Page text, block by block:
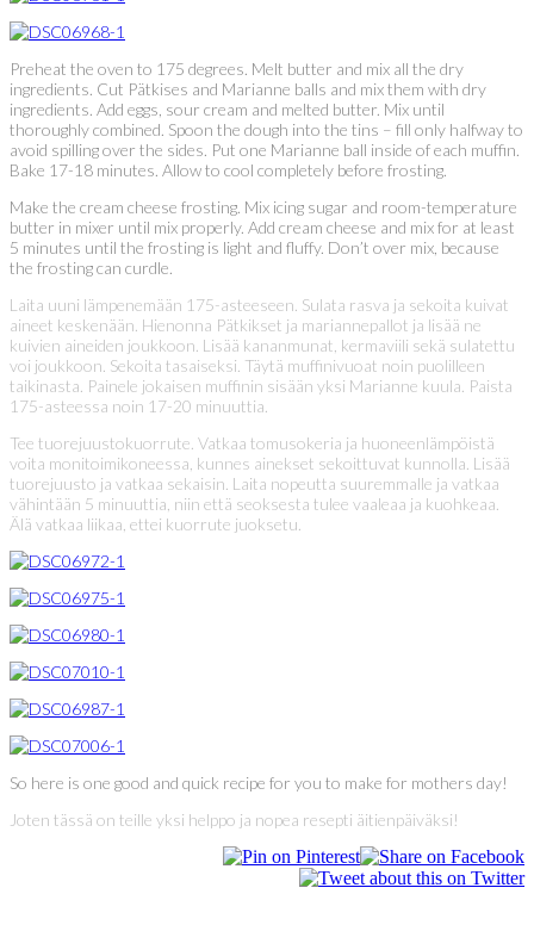
Preheat the oven to 175 degrees. Melt butter and mix all the dry
ingredients. Cut Pätkises and Marianne balls and mix them with dry
ingredients. Add eggs, sour cream and melted butter. Mix until
thoroughly combined. Spoon the dough into the tins – fill only halfway to
avoid spilling over the sides. Put one Marianne ball inside of each muffin.
Bake 17-18 minutes. Allow to cool completely before frosting.
Make the cream cheese frosting. Mix icing sugar and room-temperature
butter in mixer until mix properly. Add cream cheese and mix for at least
5 minutes until the frosting is light and fluffy. Don’t over mix, because
the frosting can curdle.
Laita uuni lämpenemään 175-asteeseen. Sulata rasva ja sekoita kuivat
aineet keskenään. Hienonna Pätkikset ja mariannepallot ja lisää ne
kuivien aineiden joukkoon. Lisää kananmunat, kermaviili sekä sulatettu
voi joukkoon. Sekoita tasaiseksi. Täytä muffinivuoat noin puolilleen
taikinasta. Painele jokaisen muffinin sisään yksi Marianne kuula. Paista
175-asteessa noin 17-20 minuuttia.
Tee tuorejuustokuorrute. Vatkaa tomusokeria ja huoneenlämpöistä
voita monitoimikoneessa, kunnes ainekset sekoittuvat kunnolla. Lisää
tuorejuusto ja vatkaa sekaisin. Laita nopeutta suuremmalle ja vatkaa
vähintään 5 minuuttia, niin että seoksesta tulee vaaleaa ja kuohkeaa.
Älä vatkaa liikaa, ettei kuorrute juoksetu.
So here is one good and quick recipe for you to make for mothers day!
Joten tässä on teille yksi helppo ja nopea resepti äitienpäiväksi!